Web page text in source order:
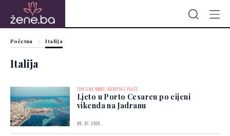
Početna Italija
Italija
TIRKIZNO MORE, KARIPSKE PLAŽE
Ljeto u Porto Cesareu po cijeni
vikenda na Jadranu
09. 07. 2025.